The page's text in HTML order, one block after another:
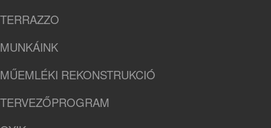
TERRAZZO
MUNKÁINK
MŰEMLÉKI REKONSTRUKCIÓ
TERVEZŐPROGRAM